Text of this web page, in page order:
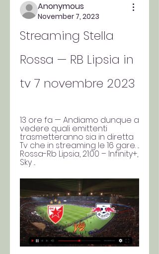
Anonymous
November 7, 2023
Streaming Stella
Rossa — RB Lipsia in
tv 7 novembre 2023
13 ore fa — Andiamo dunque a
vedere quali emittenti
trasmetteranno sia in diretta
Tv che in streaming le 16 gare. ...
Rossa-Rb Lipsia, 21:00 – Infinity+,
Sky ...